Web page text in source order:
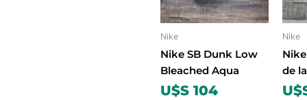
Nike
Nike SB Dunk Low
Bleached Aqua
U$S 104
Las
opciones
pueden
elegir
Nike
de